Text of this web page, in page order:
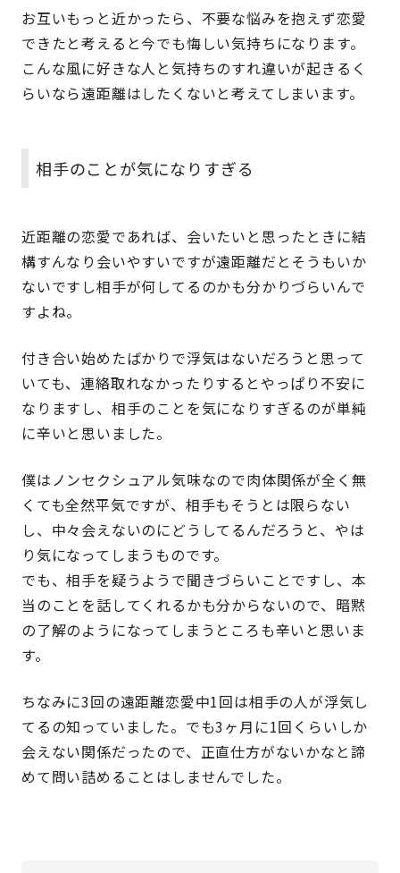
お互いもっと近かったら、不要な悩みを抱えず恋愛
できたと考えると今でも悔しい気持ちになります。
こんな風に好きな人と気持ちのすれ違いが起きるく
らいなら遠距離はしたくないと考えてしまいます。
相手のことが気になりすぎる
近距離の恋愛であれば、会いたいと思ったときに結
構すんなり会いやすいですが遠距離だとそうもいか
ないですし相手が何してるのかも分かりづらいんで
すよね。
付き合い始めたばかりで浮気はないだろうと思って
いても、連絡取れなかったりするとやっぱり不安に
なりますし、相手のことを気になりすぎるのが単純
に辛いと思いました。
僕はノンセクシュアル気味なので肉体関係が全く無
くても全然平気ですが、相手もそうとは限らない
し、中々会えないのにどうしてるんだろうと、やは
り気になってしまうものです。
でも、相手を疑うようで聞きづらいことですし、本
当のことを話してくれるかも分からないので、暗黙
の了解のようになってしまうところも辛いと思いま
す。
ちなみに3回の遠距離恋愛中1回は相手の人が浮気し
てるの知っていました。でも3ヶ月に1回くらいしか
会えない関係だったので、正直仕方がないかなと諦
めて問い詰めることはしませんでした。